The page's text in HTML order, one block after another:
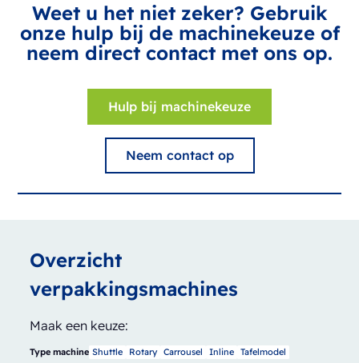
Weet u het niet zeker? Gebruik
onze hulp bij de machinekeuze of
neem direct contact met ons op.
Hulp bij machinekeuze
Neem contact op
Overzicht
verpakkingsmachines
Maak een keuze:
Type machine Shuttle Rotary Carrousel Inline Tafelmodel